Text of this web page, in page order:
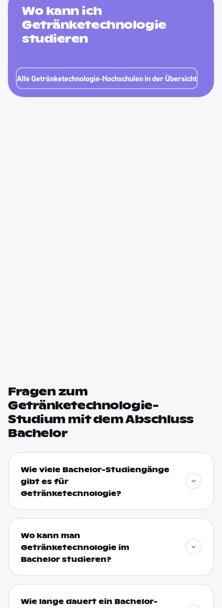
Wo kann ich
Getränketechnologie
studieren
Alle Getränketechnologie-Hochschulen in der Übersicht
Fragen zum
Getränketechnologie-
Studium mit dem Abschluss
Bachelor
Wie viele Bachelor-Studiengänge
gibt es für
Getränketechnologie?
Wo kann man
Getränketechnologie im
Bachelor studieren?
Wie lange dauert ein Bachelor-